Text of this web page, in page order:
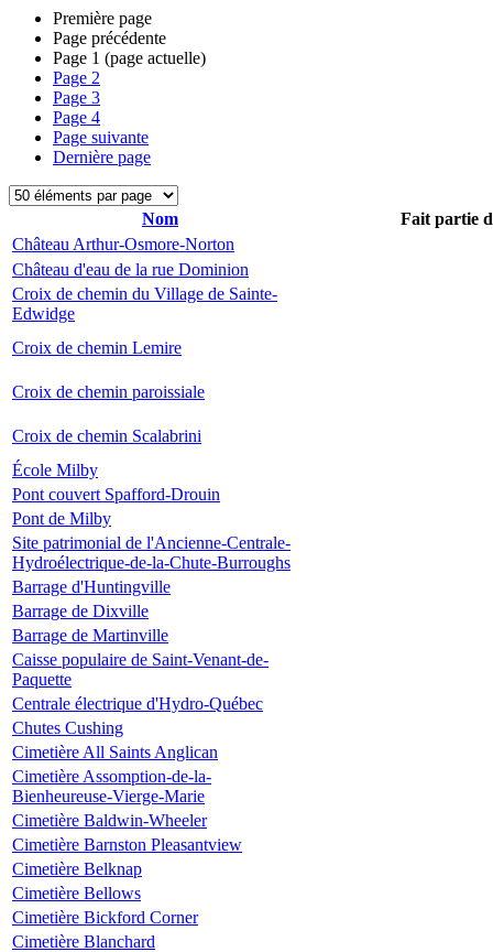
Première page
Page précédente
Page 1 (page actuelle)
Page 2
Page 3
Page 4
Page suivante
Dernière page
Nom
Fait partie
Château Arthur-Osmore-Norton
Château d'eau de la rue Dominion
Croix de chemin du Village de Sainte-
Edwidge
Croix de chemin Lemire
Croix de chemin paroissiale
Croix de chemin Scalabrini
École Milby
Pont couvert Spafford-Drouin
Pont de Milby
Site patrimonial de l'Ancienne-Centrale-
Hydroélectrique-de-la-Chute-Burroughs
Barrage d'Huntingville
Barrage de Dixville
Barrage de Martinville
Caisse populaire de Saint-Venant-de-
Paquette
Centrale électrique d'Hydro-Québec
Chutes Cushing
Cimetière All Saints Anglican
Cimetière Assomption-de-la-
Bienheureuse-Vierge-Marie
Cimetière Baldwin-Wheeler
Cimetière Barnston Pleasantview
Cimetière Belknap
Cimetière Bellows
Cimetière Bickford Corner
Cimetière Blanchard